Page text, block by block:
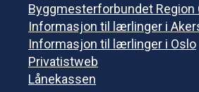
Byggmesterforbundet
Informasjon til lærlinger i
Informasjon til lærlinger i Oslo
Privatistweb
Lånekassen